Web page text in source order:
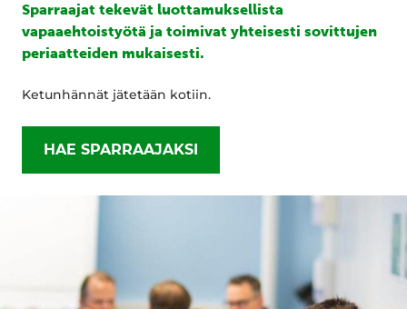
Sparraajat tekevät luottamuksellista
vapaaehtoistyötä ja toimivat yhteisesti sovittujen
periaatteiden mukaisesti.
Ketunhännät jätetään kotiin.
HAE SPARRAAJAKSI